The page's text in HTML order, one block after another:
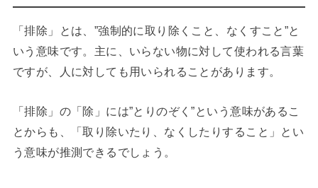
「排除」とは、”強制的に取り除くこと、なくすこと”と
いう意味です。主に、いらない物に対して使われる言葉
ですが、人に対しても用いられることがあります。
「排除」の「除」には”とりのぞく”という意味があるこ
とからも、「取り除いたり、なくしたりすること」とい
う意味が推測できるでしょう。